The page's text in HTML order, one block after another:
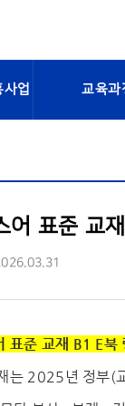
업 교육과
어 표준 교
표준 교재 B1 E북
는 2025년 정부(